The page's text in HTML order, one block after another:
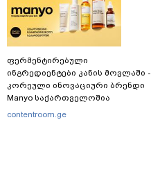
ფერმენტირებული
ინგრედიენტები კანის მოვლაში -
კორეული ინოვაციური ბრენდი
Manyo საქართველოშია
contentroom.ge